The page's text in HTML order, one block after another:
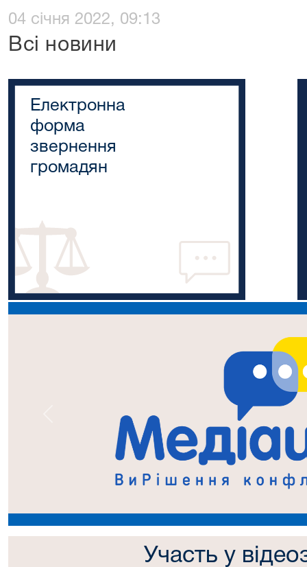
04 січня 2022, 09:13
Всі новини
Електронна
форма
звернення
громадян
Попередній
Участь у